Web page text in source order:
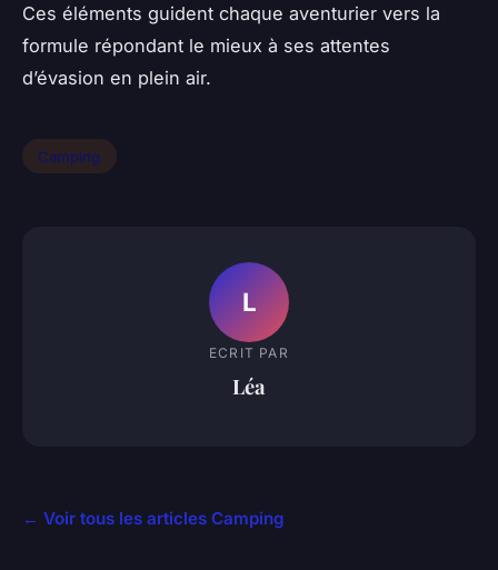
Ces éléments guident chaque aventurier vers la
formule répondant le mieux à ses attentes
d’évasion en plein air.
Camping
L
ECRIT PAR
Léa
← Voir tous les articles Camping